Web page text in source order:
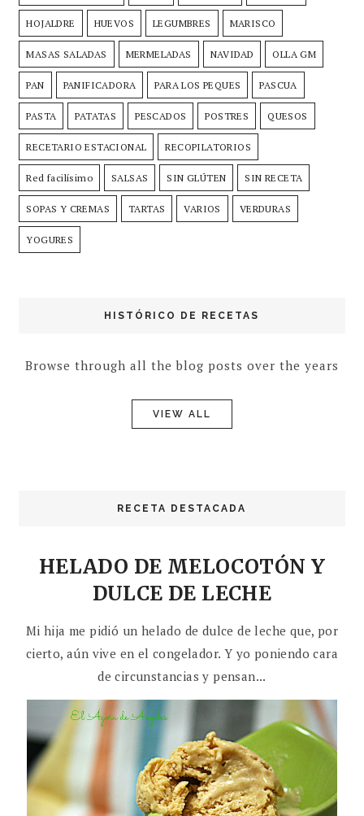
HOJALDRE HUEVOS LEGUMBRES MARISCO
MASAS SALADAS MERMELADAS NAVIDAD OLLA GM
PAN PANIFICADORA PARA LOS PEQUES PASCUA
PASTA PATATAS PESCADOS POSTRES QUESOS
RECETARIO ESTACIONAL RECOPILATORIOS
Red facilísimo SALSAS SIN GLÚTEN SIN RECETA
SOPAS Y CREMAS TARTAS VARIOS VERDURAS
YOGURES
HISTÓRICO DE RECETAS
Browse through all the blog posts over the years
VIEW ALL
RECETA DESTACADA
HELADO DE MELOCOTÓN Y
DULCE DE LECHE
Mi hija me pidió un helado de dulce de leche que, por
cierto, aún vive en el congelador. Y yo poniendo cara
de circunstancias y pensan...